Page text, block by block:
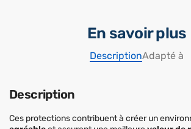
En savoir plus
DescriptionAdapté à
Description
Ces protections contribuent à créer un